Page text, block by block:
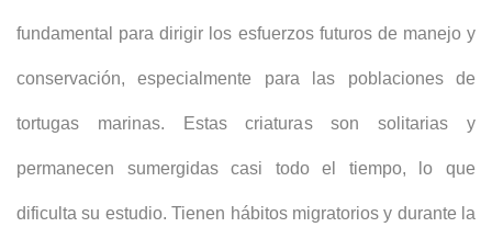
fundamental para dirigir los esfuerzos futuros de manejo y
conservación, especialmente para las poblaciones de
tortugas marinas. Estas criaturas son solitarias y
permanecen sumergidas casi todo el tiempo, lo que
dificulta su estudio. Tienen hábitos migratorios y durante la